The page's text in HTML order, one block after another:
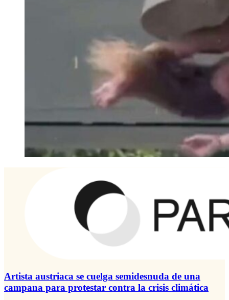
Artista austriaca se cuelga semidesnuda de una
campana para protestar contra la crisis climática